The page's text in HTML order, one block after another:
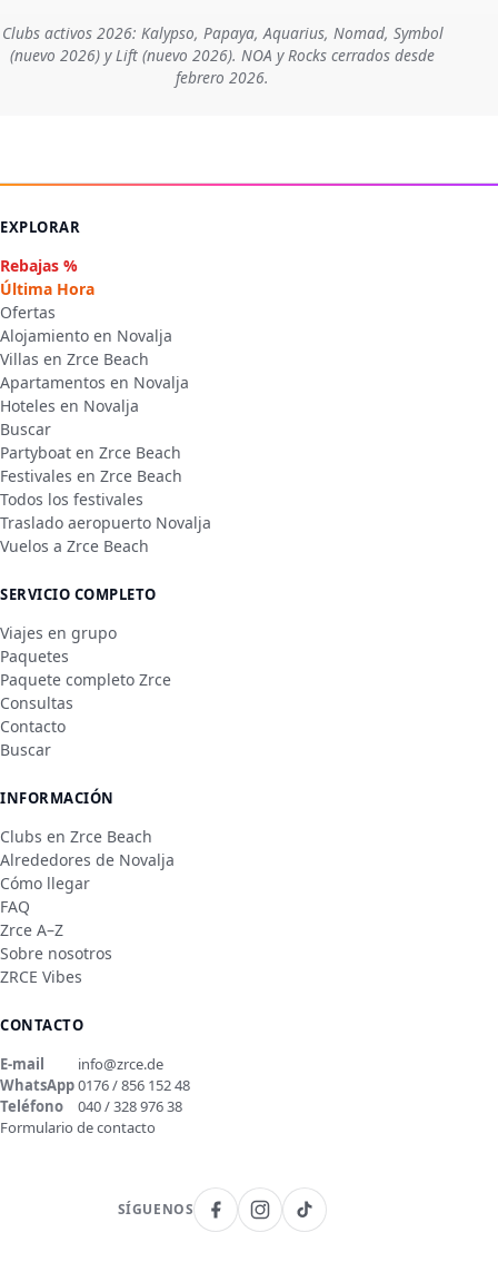
Clubs activos 2026: Kalypso, Papaya, Aquarius, Nomad, Symbol
(nuevo 2026) y Lift (nuevo 2026). NOA y Rocks cerrados desde
febrero 2026.
EXPLORAR
Rebajas %
Última Hora
Ofertas
Alojamiento en Novalja
Villas en Zrce Beach
Apartamentos en Novalja
Hoteles en Novalja
Buscar
Partyboat en Zrce Beach
Festivales en Zrce Beach
Todos los festivales
Traslado aeropuerto Novalja
Vuelos a Zrce Beach
SERVICIO COMPLETO
Viajes en grupo
Paquetes
Paquete completo Zrce
Consultas
Contacto
Buscar
INFORMACIÓN
Clubs en Zrce Beach
Alrededores de Novalja
Cómo llegar
FAQ
Zrce A–Z
Sobre nosotros
ZRCE Vibes
CONTACTO
E-mail
info@zrce.de
WhatsApp0176 / 856 152 48
Teléfono
040 / 328 976 38
Formulario de contacto
SÍGUENOS